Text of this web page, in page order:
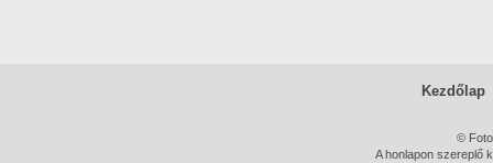
Kezdőlap
©
A honlapon szereplő